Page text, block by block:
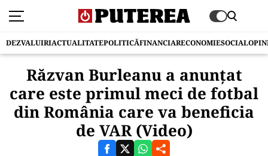
DEZVALUIRIACTUALITATEPOLITICĂFINANCIARECONOMIESOCIAL
Răzvan Burleanu a anunțat
care este primul meci de fotbal
din România care va beneficia
de VAR (Video)